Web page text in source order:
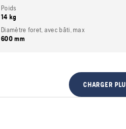
Poids
14 kg
Diamètre foret, avec bâti, max
600 mm
CHARGER